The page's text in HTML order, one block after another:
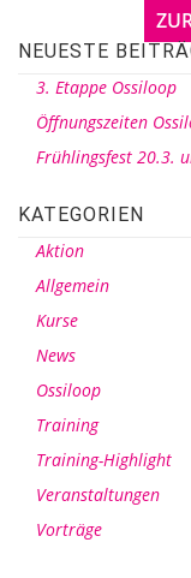
NEUESTE
3. Etappe Ossiloop
Öffnungszeiten
Frühlingsfest 20.3.
KATEGORIEN
Aktion
Allgemein
Kurse
News
Ossiloop
Training
Training-Highlight
Veranstaltungen
Vorträge